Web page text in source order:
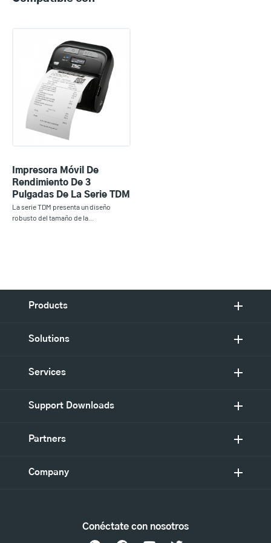
Impresora Móvil De
Rendimiento De 3
Pulgadas De La Serie TDM
La serie TDM presenta un diseño
robusto del tamaño de la...
Products
Solutions
Services
Support Downloads
Partners
Company
Conéctate con nosotros